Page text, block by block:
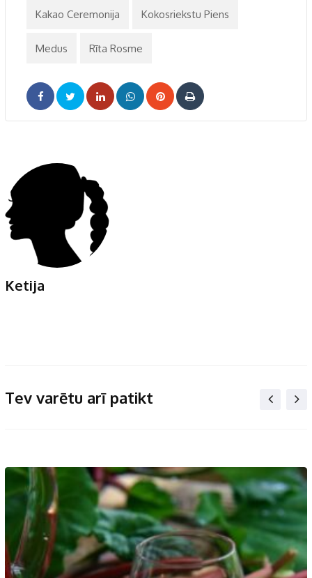
Kakao Ceremonija Kokosriekstu Piens
Medus Rīta Rosme
LinkedInWhatsappPinterest
Print
Ketija
Tev varētu arī patikt